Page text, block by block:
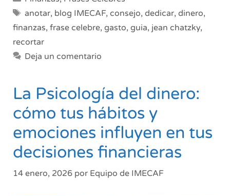
Etiquetas
anotar, blog IMECAF, consejo, dedicar, dinero,
finanzas, frase celebre, gasto, guia, jean chatzky,
recortar
Deja un comentario
La Psicología del dinero:
cómo tus hábitos y
emociones influyen en tus
decisiones financieras
14 enero, 2026 por Equipo de IMECAF